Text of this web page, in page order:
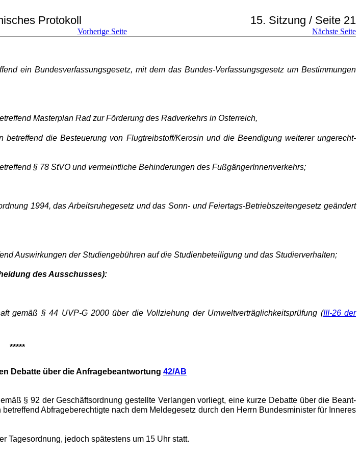
Protokoll 15. Sitzung / Seite 21
Vorherige Seite Nächste Seite
ein Bundesverfassungsgesetz, mit dem das Bundes-Verfassungsgesetz um Bestimmungen
Masterplan Rad zur Förderung des Radverkehrs in Österreich,
be­treffend die Besteuerung von Flugtreibstoff/Kerosin und die Beendigung weiterer unge­recht­
§ 78 StVO und vermeintliche Behinderungen des FußgängerInnenverkehrs;
1994, das Arbeitsruhegesetz und das Sonn- und Feiertags-Betriebszeitengesetz ge­ändert
Auswirkungen der Studiengebühren auf die Studienbeteiligung und das Studierverhalten;
des Ausschusses):
ge­mäß § 44 UVP-G 2000 über die Vollziehung der Umweltverträglichkeitsprüfung (III-26 der
*****
Debatte über die Anfragebeantwortung 42/AB
§ 92 der Geschäftsordnung gestellte Verlangen vorliegt, eine kurze Debatte über die Beant­
Abfrageberechtigte nach dem Meldegesetz durch den Herrn Bundesminister für Inneres
Ta­gesordnung, jedoch spätestens um 15 Uhr statt.